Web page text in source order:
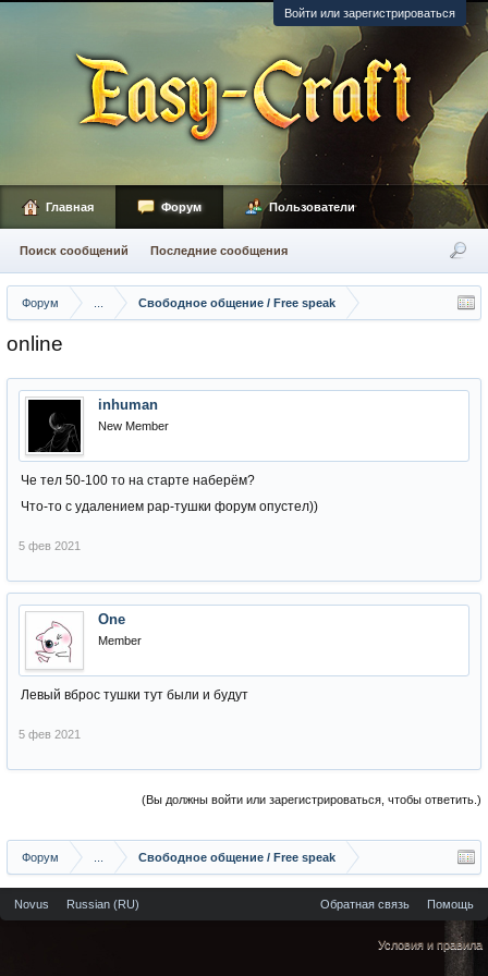
Войти или зарегистрироваться
Форум Свободное общение / Free speak
online
inhuman
New Member
Че тел 50-100 то на старте наберём?
Что-то с удалением рар-тушки форум опустел))
5 фев 2021
One
Member
Левый вброс тушки тут были и будут
5 фев 2021
(Вы должны войти или зарегистрироваться, чтобы ответить.)
Форум Свободное общение / Free speak
Главная Форум
Поиск сообщений Последние сообщения
Пользователи
Novus Russian (RU) Обратная связь Помощь
Условия и правила